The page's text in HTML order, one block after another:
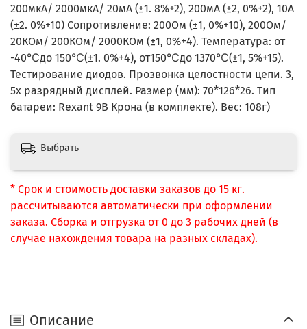
200мкА/ 2000мкА/ 20мА (±1. 8%+2), 200мА (±2, 0%+2), 10A
(±2. 0%+10) Сопротивление: 200Ом (±1, 0%+10), 200Ом/
20КОм/ 200КОм/ 2000КОм (±1, 0%+4). Температура: от
-40℃до 150℃(±1. 0%+4), от150℃до 1370℃(±1, 5%+15).
Тестирование диодов. Прозвонка целостности цепи. 3,
5х разрядный дисплей. Размер (мм): 70*126*26. Тип
батареи: Rexant 9В Крона (в комплекте). Вес: 108г)
Выбрать
* Срок и стоимость доставки заказов до 15 кг.
рассчитываются автоматически при оформлении
заказа. Сборка и отгрузка от 0 до 3 рабочих дней (в
случае нахождения товара на разных складах).
Описание